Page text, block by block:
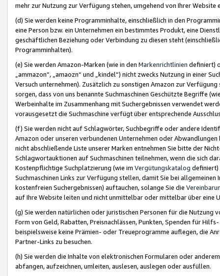
mehr zur Nutzung zur Verfügung stehen, umgehend von Ihrer
(d) Sie werden keine Programminhalte, einschließlich in den
eine Person bzw. ein Unternehmen ein bestimmtes Produkt, eine
geschäftlichen Beziehung oder Verbindung zu diesen steht
Programminhalten).
(e) Sie werden Amazon-Marken (wie in den Markenrichtlinien definiert)
„ammazon“, „amaozn“ und „kindel“) nicht zwecks Nutzung in einer
Versuch unternehmen). Zusätzlich zu sonstigen Amazon zur
sorgen, dass von uns benannte Suchmaschinen Geschützte Begriffe
Werbeinhalte im Zusammenhang mit Suchergebnissen verwendet
vorausgesetzt die Suchmaschine verfügt über entsprechende
(f) Sie werden nicht auf Schlagwörter, Suchbegriffe oder andere
Amazon oder unseren verbundenen Unternehmen oder
nicht abschließende Liste unserer Marken entnehmen Sie bitte der
Schlagwortauktionen auf Suchmaschinen teilnehmen, wenn die sich
Kostenpflichtige Suchplatzierung (wie im Vergütungskatalog definiert)
Suchmaschinen Links zur Verfügung stellen, damit Sie bei
kostenfreien Suchergebnissen) auftauchen, solange Sie die
auf Ihre Website leiten und nicht unmittelbar oder mittelbar über eine
(g) Sie werden natürlichen oder juristischen Personen für die Nutzung
Form von Geld, Rabatten, Preisnachlässen, Punkten, Spenden für
beispielsweise keine Prämien- oder Treueprogramme auflegen, die
Partner-Links zu besuchen.
(h) Sie werden die Inhalte von elektronischen Formularen oder
abfangen, aufzeichnen, umleiten, auslesen, auslegen oder ausfüllen.